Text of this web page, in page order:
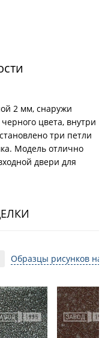
2 мм, снаружи
цвета, внутри
три петли
Модель отлично
двери для
Образцы рисунков на